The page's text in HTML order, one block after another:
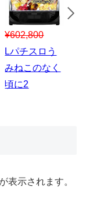
¥1,867,800
Lパチスロ 炎
炎ノ消防隊2
表示されます。